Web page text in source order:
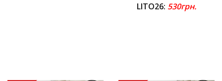
LITO26: 530грн.